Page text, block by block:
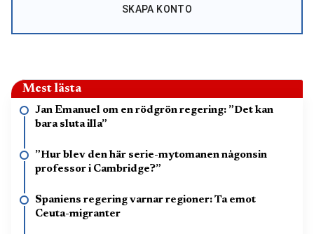
SKAPA KONTO
Mest lästa
Jan Emanuel om en rödgrön regering: ”Det kan
bara sluta illa”
”Hur blev den här serie-mytomanen någonsin
professor i Cambridge?”
Spaniens regering varnar regioner: Ta emot
Ceuta-migranter